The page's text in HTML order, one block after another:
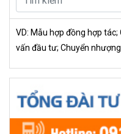
VD: Mẫu hợp đồng hợp
vấn đầu tư; Chuyển nhượng